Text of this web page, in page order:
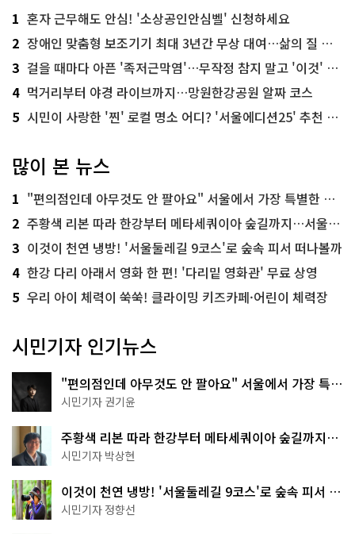
1 혼자 근무해도 안심! '소상공인안심벨' 신청하세요
2 장애인 맞춤형 보조기기 최대 3년간 무상 대여…삶의 질 높인다
3 걸을 때마다 아픈 '족저근막염'…무작정 참지 말고 '이것' 해보세요!
4 먹거리부터 야경 라이브까지…망원한강공원 알짜 코스
5 시민이 사랑한 '찐' 로컬 명소 어디? '서울에디션25' 추천 코스
많이 본 뉴스
1 "편의점인데 아무것도 안 팔아요" 서울에서 가장 특별한 편의점의 정체
2 주황색 리본 따라 한강부터 메타세쿼이아 숲길까지…서울둘레길 15코스
3 이것이 천연 냉방! '서울둘레길 9코스'로 숲속 피서 떠나볼까
4 한강 다리 아래서 영화 한 편! '다리밑 영화관' 무료 상영
5 우리 아이 체력이 쑥쑥! 클라이밍 키즈카페·어린이 체력장
시민기자 인기뉴스
"편의점인데 아무것도 안 팔아요" 서울에서 가장 특별
한 편의점의 정체
시민기자 권기윤
주황색 리본 따라 한강부터 메타세쿼이아 숲길까지…
서울둘레길 15코스
시민기자 박상현
이것이 천연 냉방! '서울둘레길 9코스'로 숲속 피서 떠
나볼까
시민기자 정향선